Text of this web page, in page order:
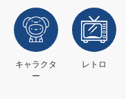
キャラクタ
ー
レトロ